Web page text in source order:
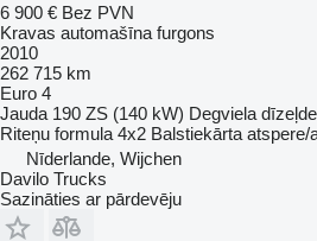
6 900 € Bez PVN
Kravas automašīna furgons
2010
262 715 km
Euro 4
Jauda 190 ZS (140 kW) Degviela
Riteņu formula 4x2 Balstiekārta atspere/
Nīderlande, Wijchen
Davilo Trucks
Sazināties ar pārdevēju